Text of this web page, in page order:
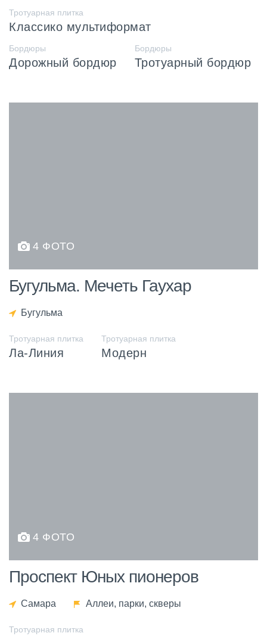
Тротуарная плитка
Классико мультиформат
Бордюры
Дорожный бордюр
Бордюры
Тротуарный бордюр
4 ФОТО
Бугульма. Мечеть Гаухар
Бугульма
Тротуарная плитка
Ла-Линия
Тротуарная плитка
Модерн
4 ФОТО
Проспект Юных пионеров
Самара Аллеи, парки, скверы
Тротуарная плитка